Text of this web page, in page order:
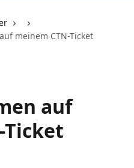
meinem CTN-Ticket
auf
Ticket